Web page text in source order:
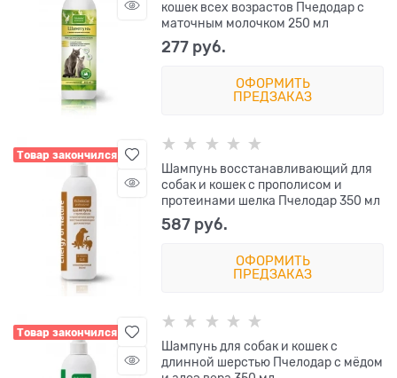
кошек всех возрастов Пчедодар с
маточным молочком 250 мл
277 руб.
ОФОРМИТЬ
ПРЕДЗАКАЗ
Товар закончился
Шампунь восстанавливающий для
собак и кошек с прополисом и
протеинами шелка Пчелодар 350 мл
587 руб.
ОФОРМИТЬ
ПРЕДЗАКАЗ
Товар закончился
Шампунь для собак и кошек с
длинной шерстью Пчелодар с мёдом